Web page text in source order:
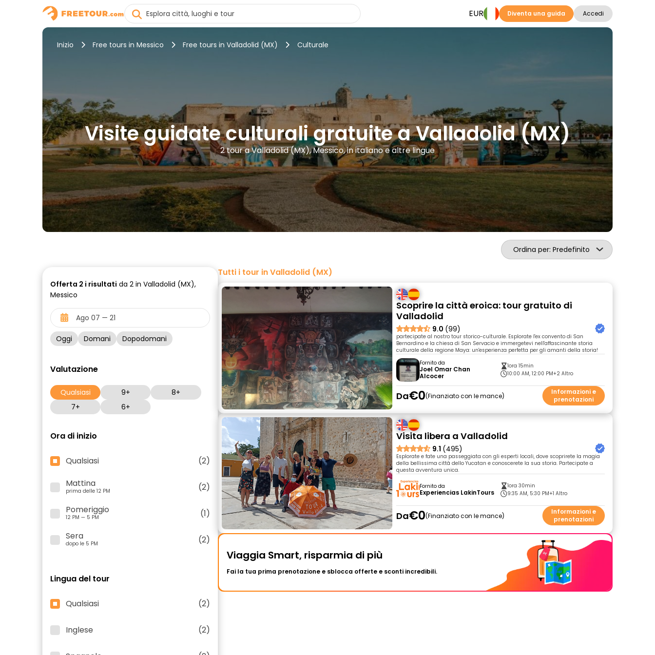
EUR Diventa una guida Accedi
Inizio Free tours in Messico Free tours in Valladolid (MX) Culturale
Visite guidate culturali gratuite a Valladolid (MX)
2 tour a Valladolid (MX), Messico, in italiano e altre lingue
Ordina per: Predefinito
Offerta 2 i risultati da 2 in Valladolid (MX),
Messico
Oggi Domani Dopodomani
Valutazione
Qualsiasi 9+
8+
7+
6+
Ora di inizio
Qualsiasi
(2)
Mattina
prima delle 12 PM
(2)
Pomeriggio
12 PM — 5 PM
(1)
Sera
dopo le 5 PM (2)
Lingua del tour
Qualsiasi (2)
Inglese (2)
Tutti i tour in Valladolid (MX)
Scoprire la città eroica: tour gratuito di
Valladolid
9.0 (99)
partecipate al nostro tour storico-culturale. Esplorate l'ex convento di San
Bernardino e la chiesa di San Servacio e immergetevi nell'affascinante storia
culturale della regione Maya: un'esperienza perfetta per gli amanti della storia!
Fornito da
Joel Omar Chan
Alcocer
1ora 15min
10:00 AM, 12:00 PM+2 Altro
Da€0 Finanziato con le mance
Informazioni e
prenotazioni
Visita libera a Valladolid
9.1 (495)
Esplorate e fate una passeggiata con gli esperti locali, dove scoprirete la magia
della bellissima città dello Yucatan e conoscerete la sua storia. Partecipate a
questa avventura unica.
Fornito da
Experiencias LakinTours
1ora 30min
9:35 AM, 5:30 PM+1 Altro
Da€0 Finanziato con le mance
Informazioni e
prenotazioni
Viaggia Smart, risparmia di più
Fai la tua prima prenotazione e sblocca offerte e sconti incredibili.